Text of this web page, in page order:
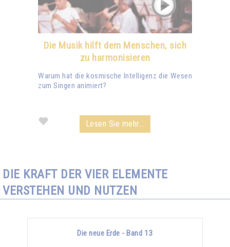
Die Musik hilft dem Menschen, sich
zu harmonisieren
Warum hat die kosmische Intelligenz die Wesen
zum Singen animiert?
Lesen Sie mehr...
DIE KRAFT DER VIER ELEMENTE
VERSTEHEN UND NUTZEN
Die neue Erde - Band 13